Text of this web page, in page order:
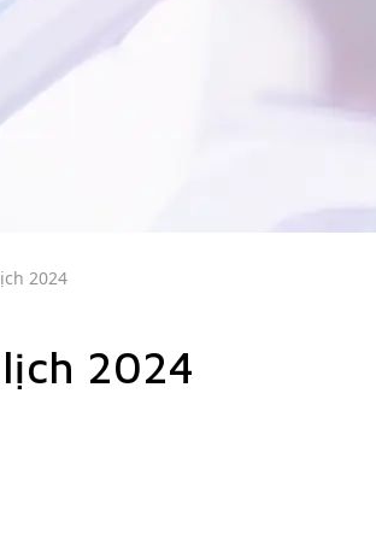
2024
2024